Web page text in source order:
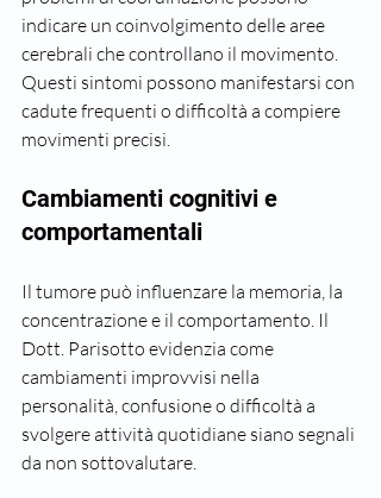
indicare un coinvolgimento delle aree
cerebrali che controllano il movimento.
Questi sintomi possono manifestarsi con
cadute frequenti o difficoltà a compiere
movimenti precisi.
Cambiamenti cognitivi e
comportamentali
Il tumore può influenzare la memoria, la
concentrazione e il comportamento. Il
Dott. Parisotto evidenzia come
cambiamenti improvvisi nella
personalità, confusione o difficoltà a
svolgere attività quotidiane siano segnali
da non sottovalutare.